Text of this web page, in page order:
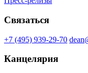
Связаться
+7 (495) 939-29-70
Канцелярия